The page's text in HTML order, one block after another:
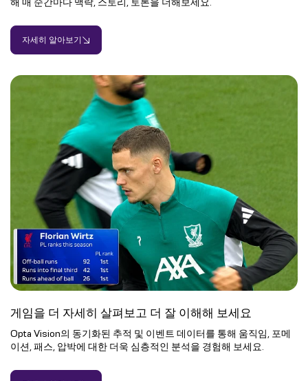
해 매 순간마다 맥락, 스토리, 토론을 더해보세요.
자세히 알아보기
게임을 더 자세히 살펴보고 더 잘 이해해 보세요
Opta Vision의 동기화된 추적 및 이벤트 데이터를 통해 움직임, 포메
이션, 패스, 압박에 대한 더욱 심층적인 분석을 경험해 보세요.